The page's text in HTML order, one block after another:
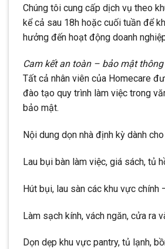
Chúng tôi cung cấp dịch vụ theo
kể cả sau 18h hoặc cuối tuần để
hưởng đến hoạt động doanh
Cam kết an toàn – bảo mật
Tất cả nhân viên của Homecare
đào tạo quy trình làm việc trong
bảo mật.
Nội dung dọn nhà định kỳ dành
Lau bụi bàn làm việc, giá sách, tủ
Hút bụi, lau sàn các khu vực chính
Làm sạch kính, vách ngăn, cửa ra
Dọn dẹp khu vực pantry, tủ lạnh,